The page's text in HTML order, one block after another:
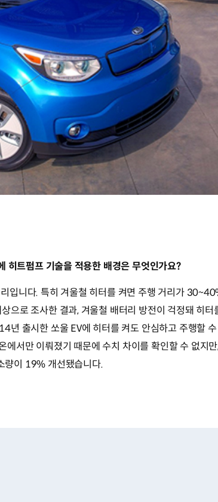
히트펌프 기술을 적용한 배경은 무엇인가요?
입니다. 특히 겨울철 히터를 켜면 주행 거리가
으로 조사한 결과, 겨울철 배터리 방전이 걱정돼 히
년 출시한 쏘울 EV에 히터를 켜도 안심하고 주행할
서만 이뤄졌기 때문에 수치 차이를 확인할 수 없지
량이 19% 개선됐습니다.